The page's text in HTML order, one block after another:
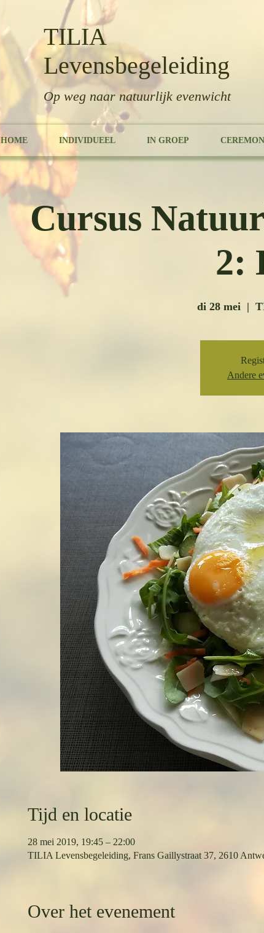
TILIA
Levensbegeleiding
Op weg naar natuurlijk evenwicht
HOME INDIVIDUEEL IN GROEP
Cursus
2:
di 28 mei
  |
Andere
Tijd en locatie
28 mei 2019, 19:45 – 22:00
TILIA Levensbegeleiding, Frans Gaillystraat 37, 2610
Over het evenement